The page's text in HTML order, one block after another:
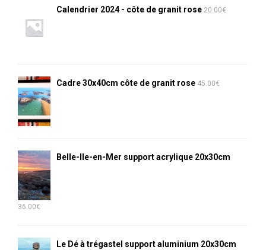
Calendrier 2024 - côte de granit rose 20.00€
Cadre 30x40cm côte de granit rose 45.00€
Belle-Ile-en-Mer support acrylique 20x30cm
36.00€
Le Dé à trégastel support aluminium 20x30cm